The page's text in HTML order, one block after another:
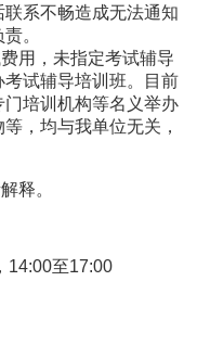
系不畅造成无法通知
。
用，未指定考试辅导
试辅导培训班。目前
培训机构等名义举办
，均与我单位无关，
释。
至17:00